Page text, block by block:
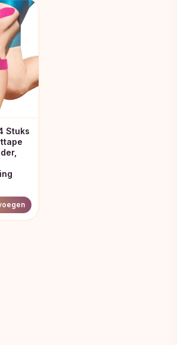
Stuks